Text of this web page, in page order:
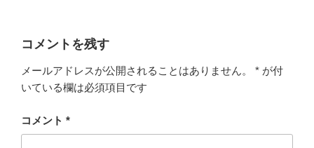
コメントを残す
メールアドレスが公開されることはありません。 * が付
いている欄は必須項目です
コメント *